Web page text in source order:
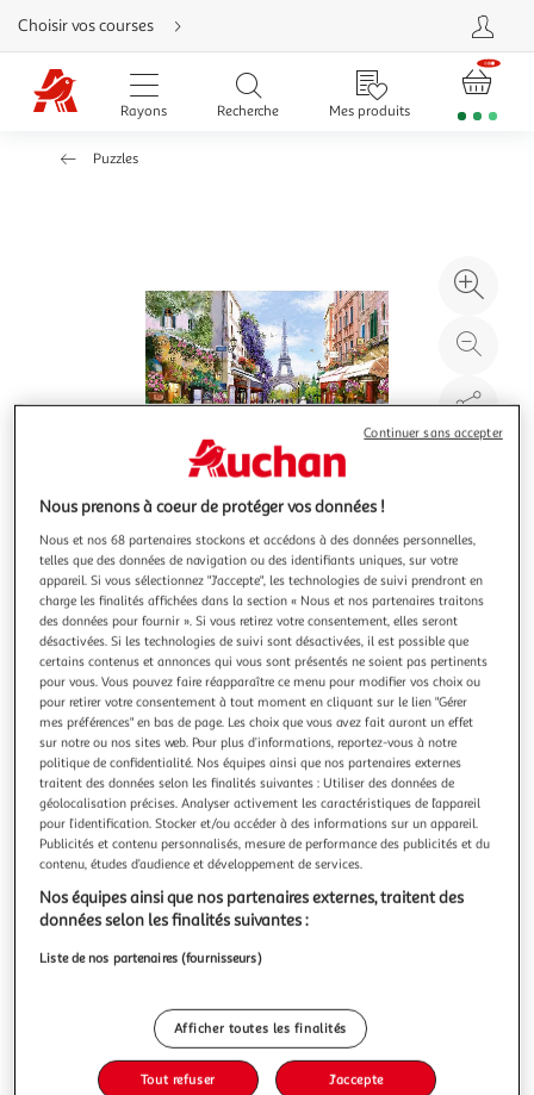
Aller
directement
au
contenu
Aller
directement
Aller
Choisir vos courses
Rayons Recherche Mes produits
Puzzles
à
100
le
Illustration
précédente
Illustration
suivante
CASTORLAND
Puzzle 3000 pièces : paris fleuris
Le puzzle Paris Fleuris de la marque Castorland est
constitué de 3000 pièces. Il est donc de niveau difficile et
est adapté aux personnes de plus de 15 ans.Sa taille après
réalisation est de 92 x 68 cm.Vous pouvez retrouver sur
notre site différents puzzles pouvant être associés au puzzle
Paris Fleu
En savoir +
Vendu par Avenue des Jeux
Livr. ou retrait dès 5/6 jours
A partir de 4,50€
Plus d'options
Vendu par Avenue des Jeux 23,12€
Livraison dès 8/9 jours
Plus d'options
Vendu parMultishop
Nous prenons à coeur de protéger vos données !
Nous et nos 68 partenaires stockons et accédons à des données personnelles,
telles que des données de navigation ou des identifiants uniques, sur votre
appareil. Si vous sélectionnez "J'accepte", les technologies de suivi prendront en
charge les finalités affichées dans la section « Nous et nos partenaires traitons
des données pour fournir ». Si vous retirez votre consentement, elles seront
désactivées. Si les technologies de suivi sont désactivées, il est possible que
certains contenus et annonces qui vous sont présentés ne soient pas pertinents
pour vous. Vous pouvez faire réapparaître ce menu pour modifier vos choix ou
pour retirer votre consentement à tout moment en cliquant sur le lien "Gérer
mes préférences" en bas de page. Les choix que vous avez fait auront un effet
sur notre ou nos sites web. Pour plus d’informations, reportez-vous à notre
politique de confidentialité. Nos équipes ainsi que nos partenaires externes
traitent des données selon les finalités suivantes : Utiliser des données de
géolocalisation précises. Analyser activement les caractéristiques de l’appareil
pour l’identification. Stocker et/ou accéder à des informations sur un appareil.
Publicités et contenu personnalisés, mesure de performance des publicités et du
contenu, études d’audience et développement de services.
Nos équipes ainsi que nos partenaires externes, traitent des
données selon les finalités suivantes :
Liste de nos partenaires (fournisseurs)
Afficher toutes les finalités
Tout refuser J'accepte
Continuer sans accepter